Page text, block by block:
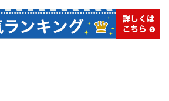
試しセット】がお得なので紹介していきます。